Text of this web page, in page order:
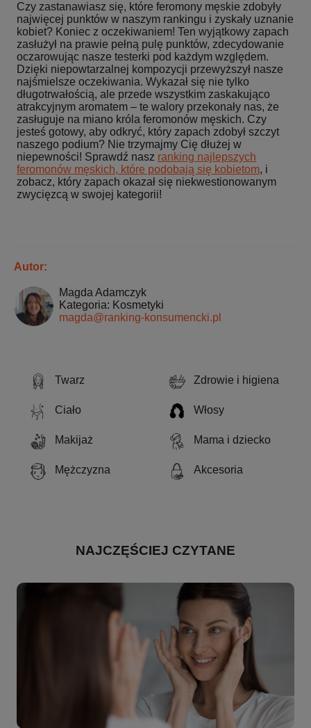
Twarz Zdrowie i higiena
Ciało Włosy
Makijaż Mama i dziecko
Mężczyzna Akcesoria
NAJCZĘŚCIEJ CZYTANE
Czy zastanawiasz się, które feromony męskie zdobyły
najwięcej punktów w naszym rankingu i zyskały uznanie
kobiet? Koniec z oczekiwaniem! Ten wyjątkowy zapach
zasłużył na prawie pełną pulę punktów, zdecydowanie
oczarowując nasze testerki pod każdym względem.
Dzięki niepowtarzalnej kompozycji przewyższył nasze
najśmielsze oczekiwania. Wykazał się nie tylko
długotrwałością, ale przede wszystkim zaskakująco
atrakcyjnym aromatem – te walory przekonały nas, że
zasługuje na miano króla feromonów męskich. Czy
jesteś gotowy, aby odkryć, który zapach zdobył szczyt
naszego podium? Nie trzymajmy Cię dłużej w
niepewności! Sprawdź nasz ranking najlepszych
feromonów męskich, które podobają się kobietom, i
zobacz, który zapach okazał się niekwestionowanym
zwycięzcą w swojej kategorii!
Autor:
Magda Adamczyk
Kategoria: Kosmetyki
magda@ranking-konsumencki.pl